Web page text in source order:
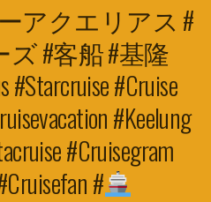
アクエリアス #
#客船 #基隆
#starcruise #cruise
#keelung
#cruisegram
#